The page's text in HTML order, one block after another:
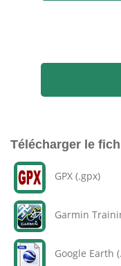
Télécharger le
GPX (.gpx)
Garmin
Google Earth